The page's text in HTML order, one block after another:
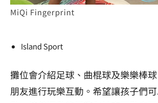
MiQi Fingerprint
Island Sport
攤位會介紹足球、曲棍球及樂樂棒
朋友進行玩樂互動。希望讓孩子們